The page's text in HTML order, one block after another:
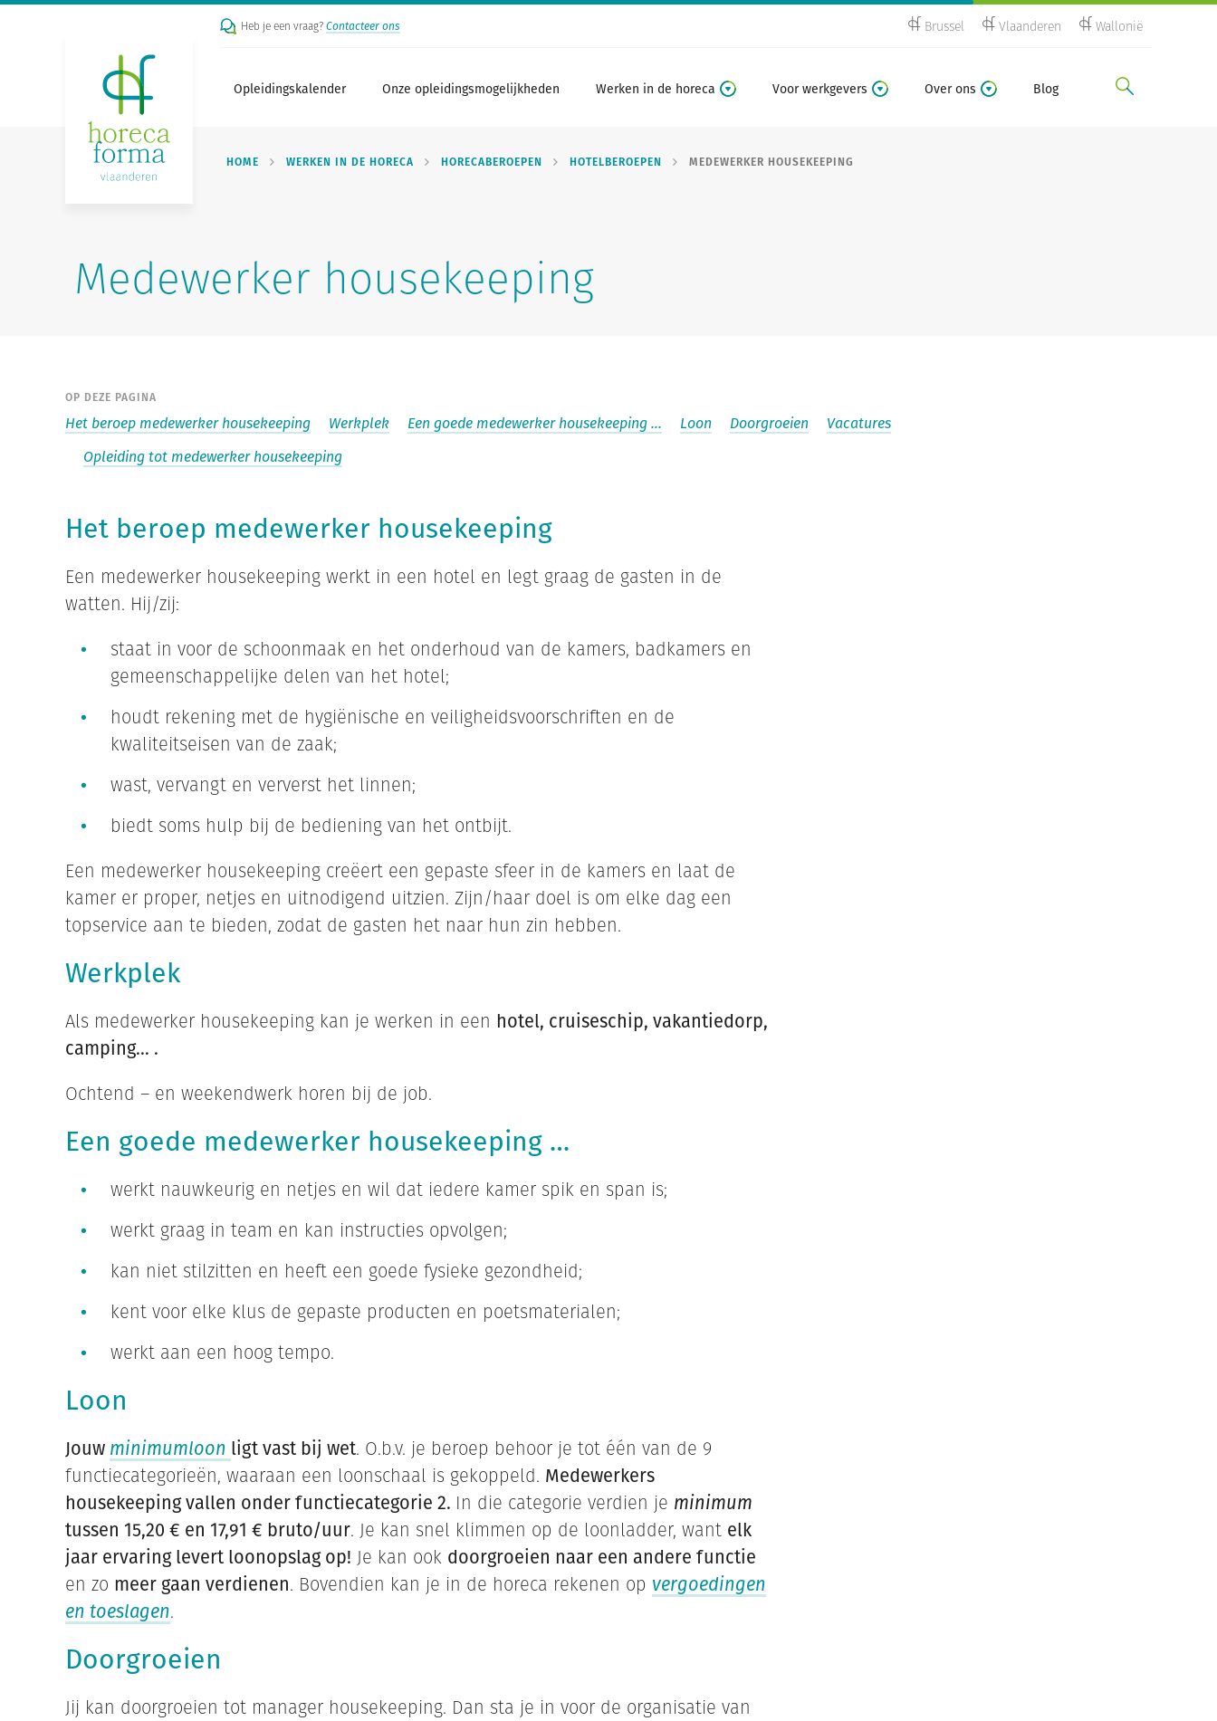
Heb je een vraag?Contacteer ons Brussel Vlaanderen Wallonië
Opleidingskalender Onze opleidingsmogelijkheden Werken in de horeca Voor werkgevers Over ons Blog
HOME WERKEN IN DE HORECA HORECABEROEPEN HOTELBEROEPEN MEDEWERKER HOUSEKEEPING
Medewerker housekeeping
OP DEZE PAGINA
Het beroep medewerker housekeeping Werkplek Een goede medewerker housekeeping … Loon Doorgroeien
Vacatures
Opleiding tot medewerker housekeeping
Het beroep medewerker housekeeping
Een medewerker housekeeping werkt in een hotel en legt graag de gasten in de
watten. Hij/zij:
staat in voor de schoonmaak en het onderhoud van de kamers, badkamers en
gemeenschappelijke delen van het hotel;
houdt rekening met de hygiënische en veiligheidsvoorschriften en de
kwaliteitseisen van de zaak;
wast, vervangt en ververst het linnen;
biedt soms hulp bij de bediening van het ontbijt.
Een medewerker housekeeping creëert een gepaste sfeer in de kamers en laat de
kamer er proper, netjes en uitnodigend uitzien. Zijn/haar doel is om elke dag een
topservice aan te bieden, zodat de gasten het naar hun zin hebben.
Werkplek
Als medewerker housekeeping kan je werken in een hotel, cruiseschip, vakantiedorp,
camping… .
Ochtend – en weekendwerk horen bij de job.
Een goede medewerker housekeeping …
werkt nauwkeurig en netjes en wil dat iedere kamer spik en span is;
werkt graag in team en kan instructies opvolgen;
kan niet stilzitten en heeft een goede fysieke gezondheid;
kent voor elke klus de gepaste producten en poetsmaterialen;
werkt aan een hoog tempo.
Loon
Jouw minimumloon ligt vast bij wet. O.b.v. je beroep behoor je tot één van de 9
functiecategorieën, waaraan een loonschaal is gekoppeld. Medewerkers
housekeeping vallen onder functiecategorie 2. In die categorie verdien je minimum
tussen 15,20 € en 17,91 € bruto/uur. Je kan snel klimmen op de loonladder, want elk
jaar ervaring levert loonopslag op! Je kan ook doorgroeien naar een andere functie
en zo meer gaan verdienen. Bovendien kan je in de horeca rekenen op vergoedingen
en toeslagen.
Doorgroeien
Jij kan doorgroeien tot manager housekeeping. Dan sta je in voor de organisatie van